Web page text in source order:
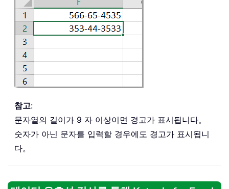
참고:
문자열의 길이가 9 자 이상이면 경고가 표시됩니다。
숫자가 아닌 문자를 입력할 경우에도 경고가 표시됩니
다。